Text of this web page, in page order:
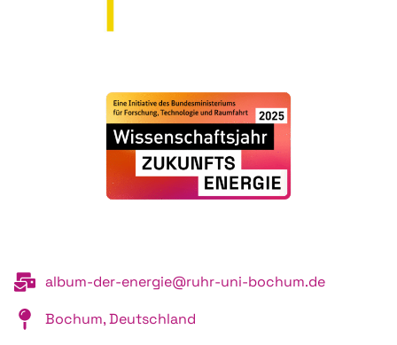
album-der-energie@ruhr-uni-bochum.de
Bochum, Deutschland